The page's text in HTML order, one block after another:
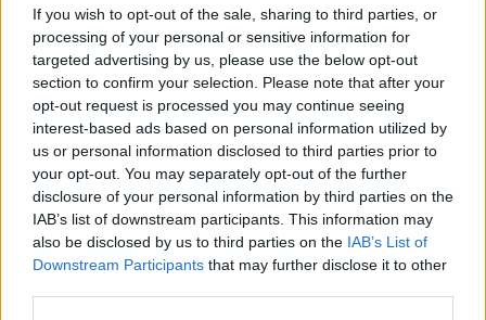
If you wish to opt-out of the sale, sharing to third parties, or
processing of your personal or sensitive information for
targeted advertising by us, please use the below opt-out
section to confirm your selection. Please note that after your
opt-out request is processed you may continue seeing
interest-based ads based on personal information utilized by
us or personal information disclosed to third parties prior to
your opt-out. You may separately opt-out of the further
disclosure of your personal information by third parties on the
IAB’s list of downstream participants. This information may
also be disclosed by us to third parties on the IAB’s List of
Downstream Participants that may further disclose it to other
4.620:- (exkl. moms)
Lägg i varukorg
US70-YS009-U1 | Leveranstid: Ca 4 veckor
Betala mot faktura (pdf), e-faktura eller Visa/Mastercard.